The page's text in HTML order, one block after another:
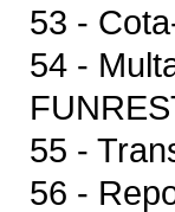
53 -
54 -
55 -
56 -